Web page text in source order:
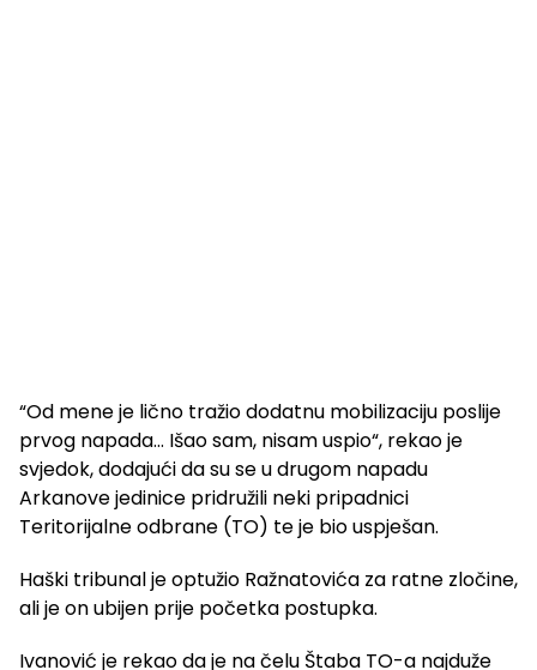
“Od mene je lično tražio dodatnu mobilizaciju poslije
prvog napada… Išao sam, nisam uspio“, rekao je
svjedok, dodajući da su se u drugom napadu
Arkanove jedinice pridružili neki pripadnici
Teritorijalne odbrane (TO) te je bio uspješan.
Haški tribunal je optužio Ražnatovića za ratne zločine,
ali je on ubijen prije početka postupka.
Ivanović je rekao da je na čelu Štaba TO-a najduže